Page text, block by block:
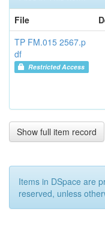
File
TP FM.015 2567.p
df
Restricted Access
Show full item record
Items in DSpace are
reserved, unless